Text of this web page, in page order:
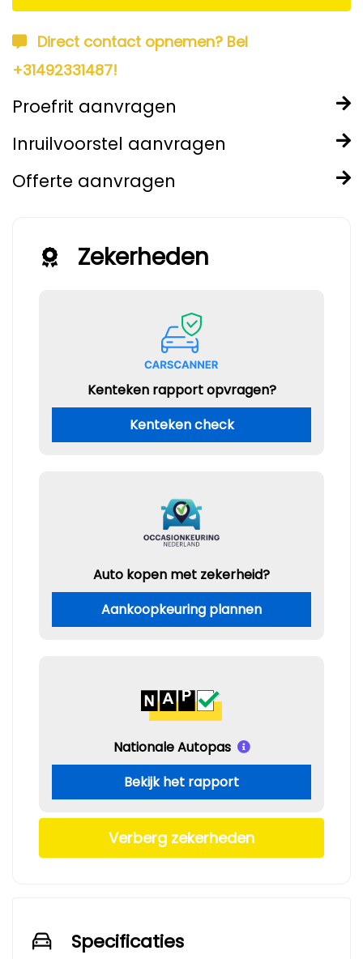
Direct contact opnemen? Bel
+31492331487!
Proefrit aanvragen
Inruilvoorstel aanvragen
Offerte aanvragen
Zekerheden
Kenteken rapport opvragen?
Kenteken check
Auto kopen met zekerheid?
Aankoopkeuring plannen
Nationale Autopas
Bekijk het rapport
Verberg zekerheden
Specificaties